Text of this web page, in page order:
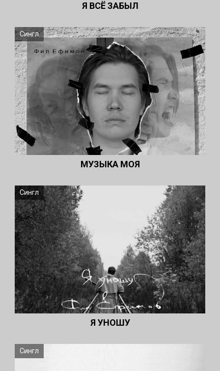
Я ВСЁ ЗАБЫЛ
Сингл
МУЗЫКА МОЯ
Сингл
Я УНОШУ
Сингл